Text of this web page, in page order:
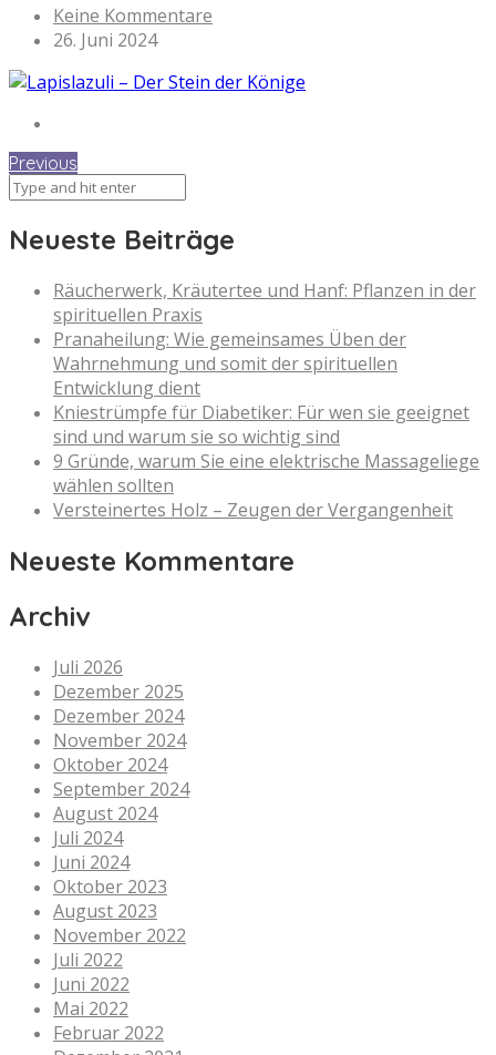
Keine Kommentare
26. Juni 2024
Previous
Neueste Beiträge
Räucherwerk, Kräutertee und Hanf: Pflanzen in der
spirituellen Praxis
Pranaheilung: Wie gemeinsames Üben der
Wahrnehmung und somit der spirituellen
Entwicklung dient
Kniestrümpfe für Diabetiker: Für wen sie geeignet
sind und warum sie so wichtig sind
9 Gründe, warum Sie eine elektrische Massageliege
wählen sollten
Versteinertes Holz – Zeugen der Vergangenheit
Neueste Kommentare
Archiv
Juli 2026
Dezember 2025
Dezember 2024
November 2024
Oktober 2024
September 2024
August 2024
Juli 2024
Juni 2024
Oktober 2023
August 2023
November 2022
Juli 2022
Juni 2022
Mai 2022
Februar 2022